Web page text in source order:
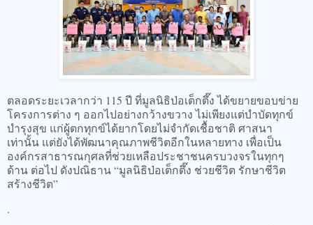
ตลอดระยะเวลากว่า 115 ปี ที่มูลนิธิป่อเต็กตึ๊ง ได้ขยายขอบข่าย
โครงการต่าง ๆ ออกไปอย่างกว้างขวาง ไม่เพียงแต่บำบัดทุกข์
บำรุงสุข แก่ผู้ตกทุกข์ได้ยากโดยไม่จำกัดเชื้อชาติ ศาสนา
เท่านั้น แต่ยังได้พัฒนาคุณภาพชีวิตอีกในหลายทาง เพื่อเป็น
องค์กรสาธารณกุศลที่ช่วยเหลือประชาชนครบวงจรในทุกๆ
ด้าน ต่อไป ดังปณิธาน “มูลนิธิป่อเต็กตึ๊ง ช่วยชีวิต รักษาชีวิต
สร้างชีวิต”
.